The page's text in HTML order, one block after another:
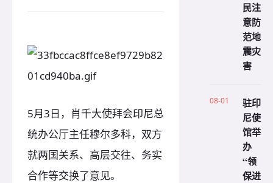
5月3日，肖千大使拜会印尼总
统办公厅主任穆尔多科，双方
就两国关系、高层交往、务实
合作等交换了意见。
民注
意防
范地
震灾
害
08-01
驻印
尼使
馆举
办
“领
保进